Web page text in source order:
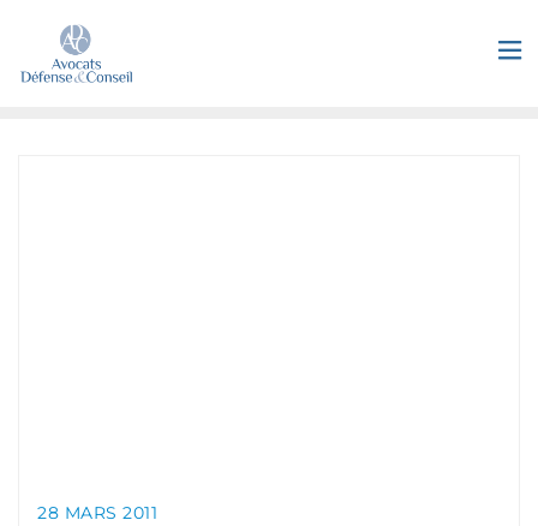
28 MARS 2011